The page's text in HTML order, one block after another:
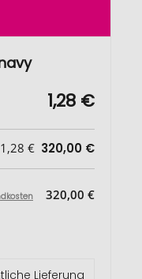
1,28 €
1,28 € 320,00 €
320,00 €
Lieferung